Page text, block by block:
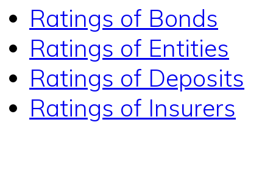
Ratings of Bonds
Ratings of Entities
Ratings of Deposits
Ratings of Insurers